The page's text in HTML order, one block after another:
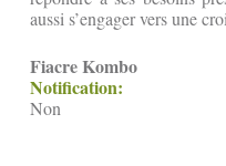
aussi s’engager vers une
Fiacre Kombo
Notification:
Non